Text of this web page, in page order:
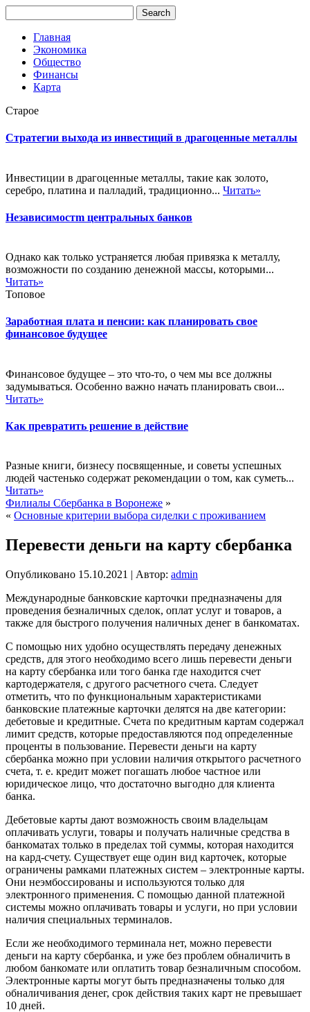
Главная
Экономика
Общество
Финансы
Карта
Старое
Стратегии выхода из инвестиций в драгоценные металлы
Инвестиции в драгоценные металлы, такие как золото,
серебро, платина и палладий, традиционно... Читать»
Независимостm центральных банков
Однако как только устраняется любая привязка к металлу,
возможности по созданию денежной массы, которыми...
Читать»
Топовое
Заработная плата и пенсии: как планировать свое
финансовое будущее
Финансовое будущее – это что-то, о чем мы все должны
задумываться. Особенно важно начать планировать свои...
Читать»
Как превратить решение в действие
Разные книги, бизнесу посвященные, и советы успешных
людей частенько содержат рекомендации о том, как суметь...
Читать»
Филиалы Сбербанка в Воронеже »
« Основные критерии выбора сиделки с проживанием
Перевести деньги на карту сбербанка
Опубликовано 15.10.2021 | Автор: admin
Международные банковские карточки предназначены для
проведения безналичных сделок, оплат услуг и товаров, а
также для быстрого получения наличных денег в банкоматах.
С помощью них удобно осуществлять передачу денежных
средств, для этого необходимо всего лишь перевести деньги
на карту сбербанка или того банка где находится счет
картодержателя, с другого расчетного счета. Следует
отметить, что по функциональным характеристиками
банковские платежные карточки делятся на две категории:
дебетовые и кредитные. Счета по кредитным картам содержал
лимит средств, которые предоставляются под определенные
проценты в пользование. Перевести деньги на карту
сбербанка можно при условии наличия открытого расчетного
счета, т. е. кредит может погашать любое частное или
юридическое лицо, что достаточно выгодно для клиента
банка.
Дебетовые карты дают возможность своим владельцам
оплачивать услуги, товары и получать наличные средства в
банкоматах только в пределах той суммы, которая находится
на кард-счету. Существует еще один вид карточек, которые
ограничены рамками платежных систем – электронные карты.
Они неэмбоссированы и используются только для
электронного применения. С помощью данной платежной
системы можно оплачивать товары и услуги, но при условии
наличия специальных терминалов.
Если же необходимого терминала нет, можно перевести
деньги на карту сбербанка, и уже без проблем обналичить в
любом банкомате или оплатить товар безналичным способом.
Электронные карты могут быть предназначены только для
обналичивания денег, срок действия таких карт не превышает
10 дней.